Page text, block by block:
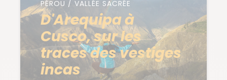
PÉROU / VALLÉE SACRÉE
D'Arequipa à
Cusco, sur les
traces des vestiges
incas